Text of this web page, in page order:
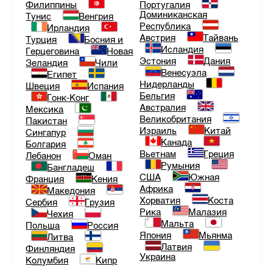
Филиппины
Тунис
Венгрия
Ирландия
Турция
Босния и
Герцеговина
Новая
Зеландия
Чили
Египет
Швеция
Испания
Гонк-Конг
Мексика
Пакистан
Сингапур
Болгария
Лебанон
Оман
Бангладеш
Франция
Кения
Македония
Сербия
Грузия
Чехия
Польша
Россия
Литва
Финляндия
Колумбия
Кипр
Португалия
Доминиканская
Республика
Австрия
Тайвань
Исландия
Эстония
Дания
Венесуэла
Нидерланды
Бельгия
Австралия
Великобритания
Израиль
Китай
Канада
Вьетнам
Греция
Румыния
США
Южная
Африка
Хорватия
Коста
Рика
Малазия
Мальта
Япония
Мьянма
Латвия
Украина